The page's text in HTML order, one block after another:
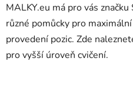
MALKY.eu má pro vás
různé pomůcky pro
provedení pozic. Zde
pro vyšší úroveň cvičení.